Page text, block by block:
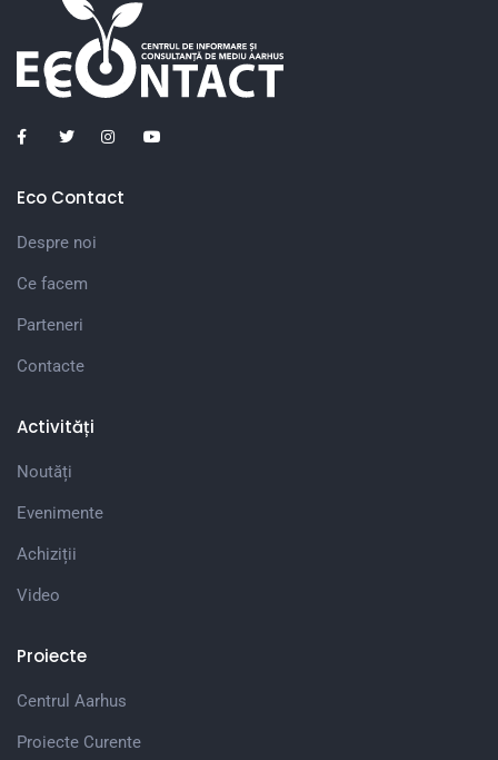
Eco Contact
Despre noi
Ce facem
Parteneri
Contacte
Activități
Noutăți
Evenimente
Achiziții
Video
Proiecte
Centrul Aarhus
Proiecte Curente